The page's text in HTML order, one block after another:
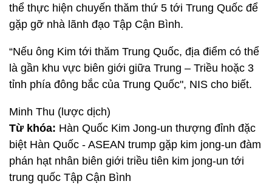
thể thực hiện chuyến thăm thứ 5 tới Trung Quốc để
gặp gỡ nhà lãnh đạo Tập Cận Bình.
“Nếu ông Kim tới thăm Trung Quốc, địa điểm có thể
là gần khu vực biên giới giữa Trung – Triều hoặc 3
tỉnh phía đông bắc của Trung Quốc", NIS cho biết.
Minh Thu (lược dịch)
Từ khóa: Hàn Quốc Kim Jong-un thượng đỉnh đặc
biệt Hàn Quốc - ASEAN trump gặp kim jong-un đàm
phán hạt nhân biên giới triều tiên kim jong-un tới
trung quốc Tập Cận Bình